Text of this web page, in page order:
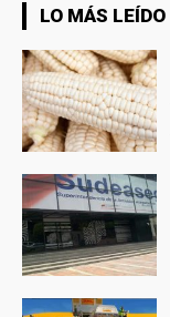
LO MÁS LEÍDO